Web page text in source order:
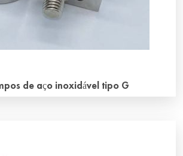
de aço inoxidável tipo G
tipo G tem a mesma função do grampo
tipo C e é usado para fixar o fio